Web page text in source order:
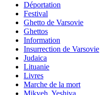
Déportation
Festival
Ghetto de Varsovie
Ghettos
Information
Insurrection de Varsovie
Judaica
Lituanie
Livres
Marche de la mort
Mikveh, Yeshiva